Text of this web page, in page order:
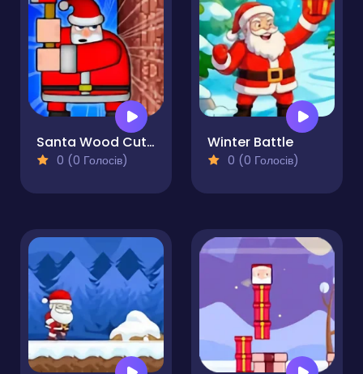
Santa Wood Cutter
0 (0 Голосів)
Winter Battle
0 (0 Голосів)